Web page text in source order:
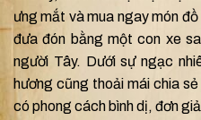
ưng mắt và mua ngay món
đưa đón bằng một con xe
người Tây. Dưới sự ngạc
hương cũng thoải mái chia
có phong cách bình dị, đơn